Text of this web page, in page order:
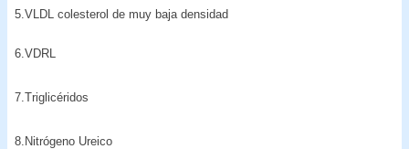
5.VLDL colesterol de muy baja densidad
6.VDRL
7.Triglicéridos
8.Nitrógeno Ureico